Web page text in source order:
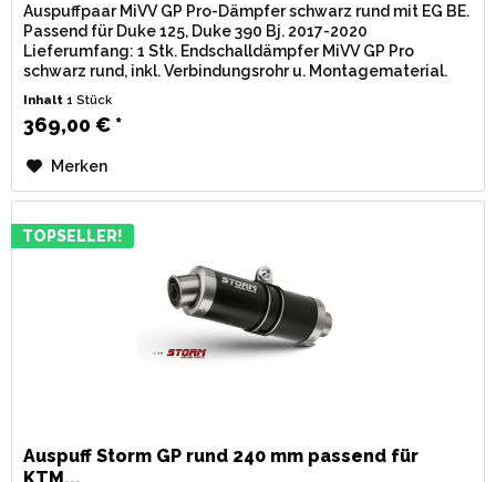
Auspuffpaar MiVV GP Pro-Dämpfer schwarz rund mit EG BE.
Passend für Duke 125, Duke 390 Bj. 2017-2020
Lieferumfang: 1 Stk. Endschalldämpfer MiVV GP Pro
schwarz rund, inkl. Verbindungsrohr u. Montagematerial.
Inhalt1 Stück
369,00 € *
Merken
TOPSELLER!
Auspuff Storm GP rund 240 mm passend für